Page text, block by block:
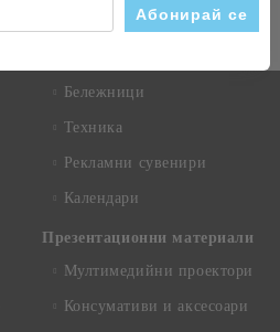
Бележници
Техника
Рекламни сувенири
Календари
Презентационни материали
Мултимедийни проектори
Консумативи и аксесоари